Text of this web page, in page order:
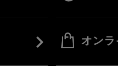
オン